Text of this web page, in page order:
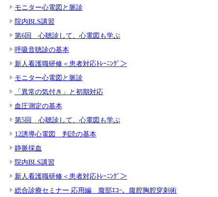
モニター心電図と脈診
院内BLS講習
第6回 心聴診して、心電図も学ぶ
呼吸音聴診の基本
新人看護職研修＜患者対応ﾄﾚｰﾆﾝｸﾞ＞
モニター心電図と脈診
「異常の気付き」と初期対応
血圧測定の基本
第5回 心聴診して、心電図も学ぶ
12誘導心電図 判読の基本
静脈採血
院内BLS講習
新人看護職研修＜患者対応ﾄﾚｰﾆﾝｸﾞ＞
総合診療セミナー 応用編 腹部ｴｺｰ、腹腔胸腔穿刺術